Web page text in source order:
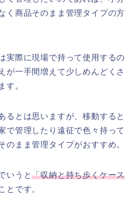
く商品そのまま管理タイプの方
実際に現場で持って使用するの
が一手間増えて少しめんどくさ
す。
るとは思いますが、移動すると
で管理したり遠征で色々持って
のまま管理タイプがおすすめ。
いうと「収納と持ち歩くケース
とです。